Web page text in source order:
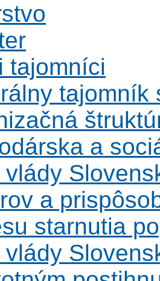
tajomníci
tajomník
a
vlády
a
starnutia
vlády